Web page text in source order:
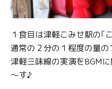
１食目は津軽こみせ駅の｢
通常の２分の１程度の量の
津軽三味線の実演をBGM
～す♪